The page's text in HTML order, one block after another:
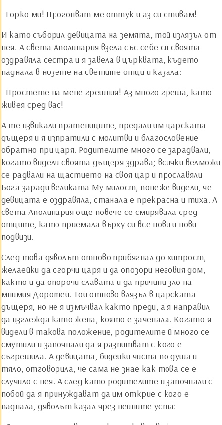
- Горко ми! Прогонват ме оттук и аз си отивам!
И като съборил девицата на земята, той излязъл от
нея. А света Аполинария взела със себе си своята
оздравяла сестра и я завела в църквата, където
паднала в нозете на светите отци и казала:
- Простете на мене грешния! Аз много греша, като
живея сред вас!
А те извикали пратениците, предали им царската
дъщеря и я изпратили с молитви и благословение
обратно при царя. Родителите много се зарадвали,
когато видели своята дъщеря здрава; всички велможи
се радвали на щастието на своя цар и прославяли
Бога заради великата Му милост, понеже видели, че
девицата е оздравяла, станала е прекрасна и тиха. А
света Аполинария още повече се смирявала сред
отците, като приемала върху си все нови и нови
подвизи.
След това дяволът отново прибягнал до хитрост,
желаейки да огорчи царя и да опозори неговия дом,
както и да опорочи славата и да причини зло на
мнимия Доротей. Той отново влязъл в царската
дъщеря, но не я измъчвал както преди, а я направил
да изглежда като жена, която е заченала. Когато я
видели в такова положение, родителите й много се
смутили и започнали да я разпитват с кого е
съгрешила. А девицата, бидейки чиста по душа и
тяло, отговорила, че сама не знае как това се е
случило с нея. А след като родителите й започнали с
побой да я принуждават да им открие с кого е
паднала, дяволът казал чрез нейните уста: